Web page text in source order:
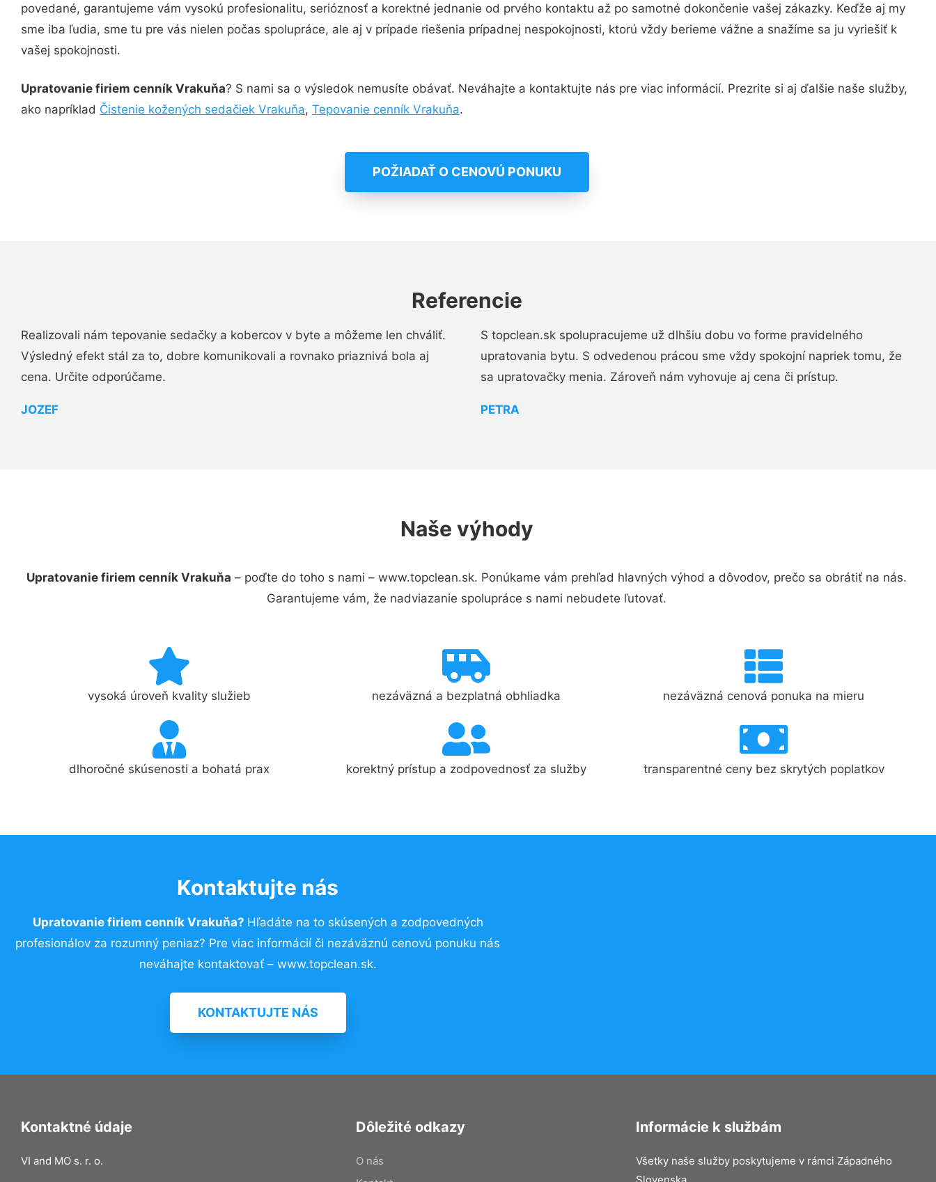
povedané, garantujeme vám vysokú profesionalitu, serióznosť a korektné jednanie od prvého kontaktu až po samotné dokončenie vašej zákazky. Keďže aj my
sme iba ľudia, sme tu pre vás nielen počas spolupráce, ale aj v prípade riešenia prípadnej nespokojnosti, ktorú vždy berieme vážne a snažíme sa ju vyriešiť k
vašej spokojnosti.
Upratovanie firiem cenník Vrakuňa? S nami sa o výsledok nemusíte obávať. Neváhajte a kontaktujte nás pre viac informácií. Prezrite si aj ďalšie naše služby,
ako napríklad Čistenie kožených sedačiek Vrakuňa, Tepovanie cenník Vrakuňa.
POŽIADAŤ O CENOVÚ PONUKU
Referencie
Realizovali nám tepovanie sedačky a kobercov v byte a môžeme len chváliť.
Výsledný efekt stál za to, dobre komunikovali a rovnako priaznivá bola aj
cena. Určite odporúčame.
JOZEF
S topclean.sk spolupracujeme už dlhšiu dobu vo forme pravidelného
upratovania bytu. S odvedenou prácou sme vždy spokojní napriek tomu, že
sa upratovačky menia. Zároveň nám vyhovuje aj cena či prístup.
PETRA
Naše výhody
Upratovanie firiem cenník Vrakuňa – poďte do toho s nami – www.topclean.sk. Ponúkame vám prehľad hlavných výhod a dôvodov, prečo sa obrátiť na nás.
Garantujeme vám, že nadviazanie spolupráce s nami nebudete ľutovať.
vysoká úroveň kvality služieb nezáväzná a bezplatná obhliadka nezáväzná cenová ponuka na mieru
dlhoročné skúsenosti a bohatá prax korektný prístup a zodpovednosť za služby transparentné ceny bez skrytých poplatkov
Kontaktujte nás
Upratovanie firiem cenník Vrakuňa? Hľadáte na to skúsených a zodpovedných
profesionálov za rozumný peniaz? Pre viac informácií či nezáväznú cenovú ponuku nás
neváhajte kontaktovať – www.topclean.sk.
KONTAKTUJTE NÁS
Kontaktné údaje
VI and MO s. r. o.
Dôležité odkazy
O nás
Informácie k službám
Všetky naše služby poskytujeme v rámci Západného
Slovenska.